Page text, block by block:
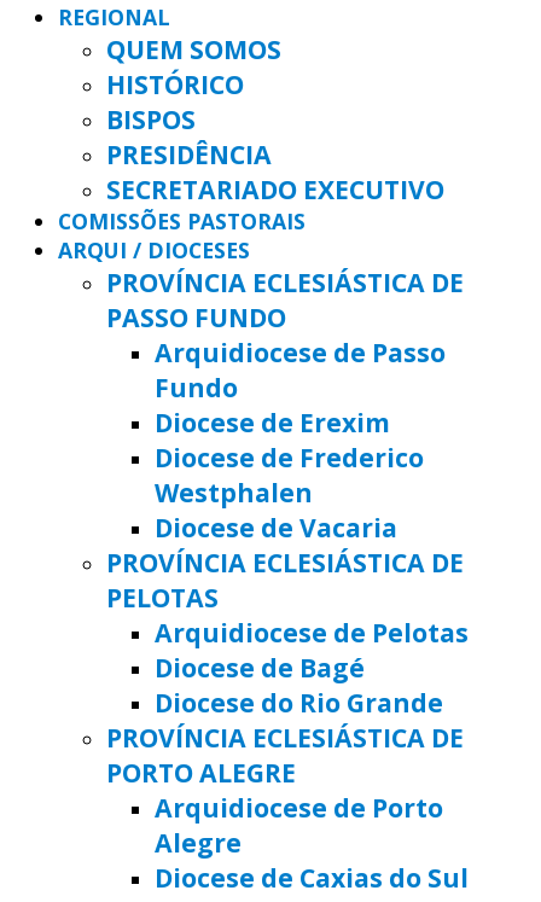
REGIONAL
QUEM SOMOS
HISTÓRICO
BISPOS
PRESIDÊNCIA
SECRETARIADO EXECUTIVO
COMISSÕES PASTORAIS
ARQUI / DIOCESES
PROVÍNCIA ECLESIÁSTICA DE
PASSO FUNDO
Arquidiocese de Passo
Fundo
Diocese de Erexim
Diocese de Frederico
Westphalen
Diocese de Vacaria
PROVÍNCIA ECLESIÁSTICA DE
PELOTAS
Arquidiocese de Pelotas
Diocese de Bagé
Diocese do Rio Grande
PROVÍNCIA ECLESIÁSTICA DE
PORTO ALEGRE
Arquidiocese de Porto
Alegre
Diocese de Caxias do Sul